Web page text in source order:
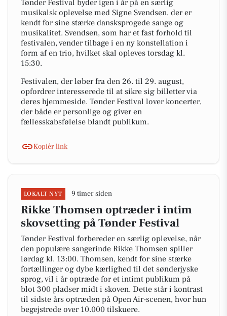
Tønder Festival byder igen i år på en særlig
musikalsk oplevelse med Signe Svendsen, der er
kendt for sine stærke dansksprogede sange og
musikalitet. Svendsen, som har et fast forhold til
festivalen, vender tilbage i en ny konstellation i
form af en trio, hvilket skal opleves torsdag kl.
15:30.
Festivalen, der løber fra den 26. til 29. august,
opfordrer interesserede til at sikre sig billetter via
deres hjemmeside. Tønder Festival lover koncerter,
der både er personlige og giver en
fællesskabsfølelse blandt publikum.
Kopiér link
LOKALT NYT 9 timer siden
Rikke Thomsen optræder i intim
skovsetting på Tønder Festival
Tønder Festival forbereder en særlig oplevelse, når
den populære sangerinde Rikke Thomsen spiller
lørdag kl. 13:00. Thomsen, kendt for sine stærke
fortællinger og dybe kærlighed til det sønderjyske
sprog, vil i år optræde for et intimt publikum på
blot 300 pladser midt i skoven. Dette står i kontrast
til sidste års optræden på Open Air-scenen, hvor hun
begejstrede over 10.000 tilskuere.